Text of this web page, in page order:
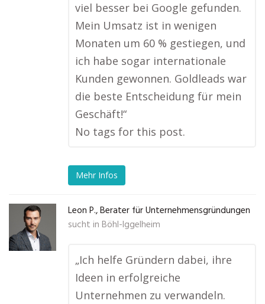
viel besser bei Google gefunden.
Mein Umsatz ist in wenigen
Monaten um 60 % gestiegen, und
ich habe sogar internationale
Kunden gewonnen. Goldleads war
die beste Entscheidung für mein
Geschäft!“
No tags for this post.
Mehr Infos
Leon P., Berater für Unternehmensgründungen
sucht in Böhl-Iggelheim
„Ich helfe Gründern dabei, ihre
Ideen in erfolgreiche
Unternehmen zu verwandeln.